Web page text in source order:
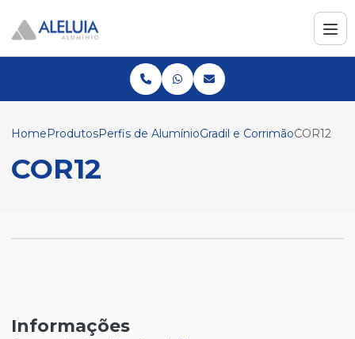
HomeProdutosPerfis de AlumínioGradil e CorrimãoCOR12
COR12
Informações